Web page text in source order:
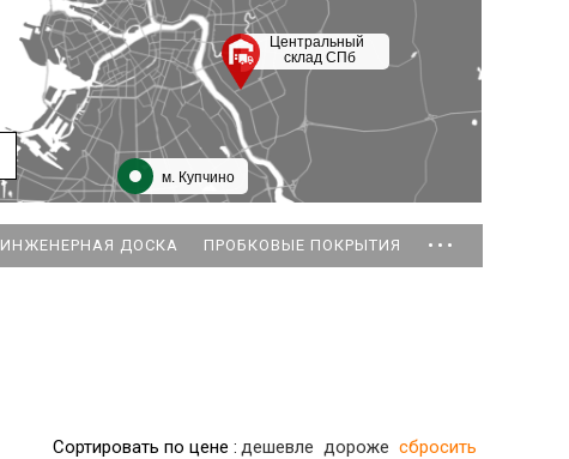
м. Купчино
Центральный
склад СПб
ИНЖЕНЕРНАЯ ДОСКА ПРОБКОВЫЕ ПОКРЫТИЯ ...
Сортировать по цене : дешевле дороже сбросить